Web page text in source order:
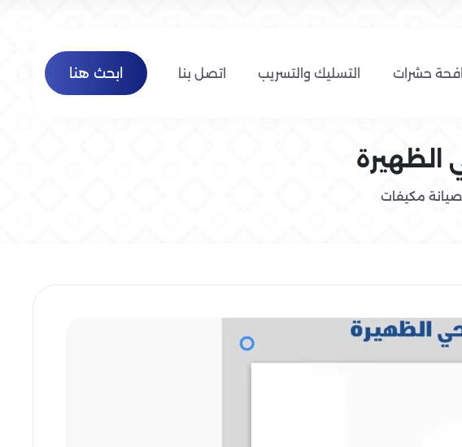
حشرات التسليك والتسريب اتصل بنا ابحث هنا
مكيفات